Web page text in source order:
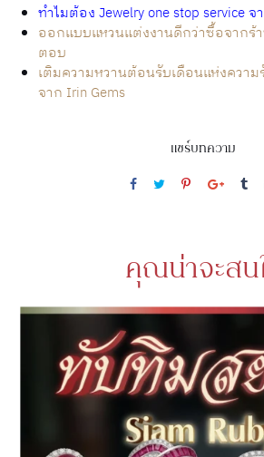
ทำไมต้อง Jewelry one stop service จ
ออกแบบแหวนแต่งงานดีกว่าซื้อจากร้
ตอบ
เติมความหวานต้อนรับเดือนแห่งควา
จาก Irin Gems
แชร์บทความ
คุณน่าจะสน